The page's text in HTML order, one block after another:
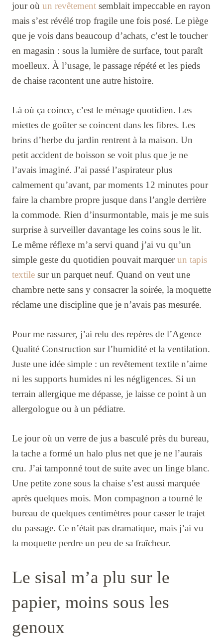
jour où un revêtement semblait impeccable en rayon
mais s’est révélé trop fragile une fois posé. Le piège
que je vois dans beaucoup d’achats, c’est le toucher
en magasin : sous la lumière de surface, tout paraît
moelleux. À l’usage, le passage répété et les pieds
de chaise racontent une autre histoire.
Là où ça coince, c’est le ménage quotidien. Les
miettes de goûter se coincent dans les fibres. Les
brins d’herbe du jardin rentrent à la maison. Un
petit accident de boisson se voit plus que je ne
l’avais imaginé. J’ai passé l’aspirateur plus
calmement qu’avant, par moments 12 minutes pour
faire la chambre propre jusque dans l’angle derrière
la commode. Rien d’insurmontable, mais je me suis
surprise à surveiller davantage les coins sous le lit.
Le même réflexe m’a servi quand j’ai vu qu’un
simple geste du quotidien pouvait marquerun tapis
textile sur un parquet neuf. Quand on veut une
chambre nette sans y consacrer la soirée, la moquette
réclame une discipline que je n’avais pas mesurée.
Pour me rassurer, j’ai relu des repères de l’Agence
Qualité Construction sur l’humidité et la ventilation.
Juste une idée simple : un revêtement textile n’aime
ni les supports humides ni les négligences. Si un
terrain allergique me dépasse, je laisse ce point à un
allergologue ou à un pédiatre.
Le jour où un verre de jus a basculé près du bureau,
la tache a formé un halo plus net que je ne l’aurais
cru. J’ai tamponné tout de suite avec un linge blanc.
Une petite zone sous la chaise s’est aussi marquée
après quelques mois. Mon compagnon a tourné le
bureau de quelques centimètres pour casser le trajet
du passage. Ce n’était pas dramatique, mais j’ai vu
la moquette perdre un peu de sa fraîcheur.
Le sisal m’a plu sur le
papier, moins sous les
genoux